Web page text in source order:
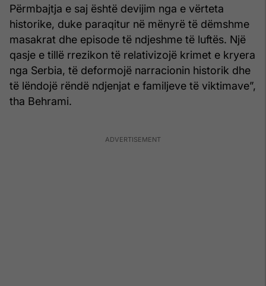
Përmbajtja e saj është devijim nga e vërteta
historike, duke paraqitur në mënyrë të dëmshme
masakrat dhe episode të ndjeshme të luftës. Një
qasje e tillë rrezikon të relativizojë krimet e kryera
nga Serbia, të deformojë narracionin historik dhe
të lëndojë rëndë ndjenjat e familjeve të viktimave”,
tha Behrami.